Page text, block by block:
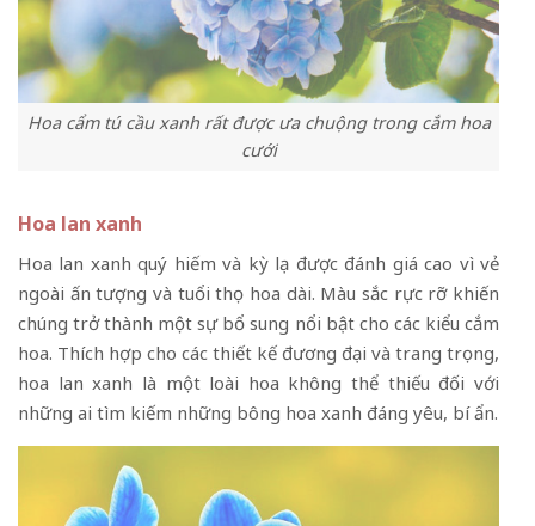
Hoa cẩm tú cầu xanh rất được ưa chuộng trong cắm hoa
cưới
Hoa lan xanh
Hoa lan xanh quý hiếm và kỳ lạ được đánh giá cao vì vẻ
ngoài ấn tượng và tuổi thọ hoa dài. Màu sắc rực rỡ khiến
chúng trở thành một sự bổ sung nổi bật cho các kiểu cắm
hoa. Thích hợp cho các thiết kế đương đại và trang trọng,
hoa lan xanh là một loài hoa không thể thiếu đối với
những ai tìm kiếm những bông hoa xanh đáng yêu, bí ẩn.